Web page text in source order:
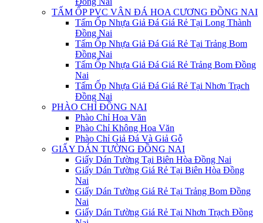
TẤM ỐP PVC VÂN ĐÁ HOA CƯƠNG ĐỒNG NAI
Tấm Ốp Nhựa Giả Đá Giá Rẻ Tại Long Thành
Đồng Nai
Tấm Ốp Nhựa Giả Đá Giá Rẻ Tại Trảng Bom
Đồng Nai
Tấm Ốp Nhựa Giả Đá Giá Rẻ Trảng Bom Đồng
Nai
Tấm Ốp Nhựa Giả Đá Giá Rẻ Tại Nhơn Trạch
Đồng Nai
PHÀO CHỈ ĐỒNG NAI
Phào Chỉ Hoa Văn
Phào Chỉ Không Hoa Văn
Phào Chỉ Giả Đá Và Giả Gỗ
GIẤY DÁN TƯỜNG ĐỒNG NAI
Giấy Dán Tường Tại Biên Hòa Đồng Nai
Giấy Dán Tường Giá Rẻ Tại Biên Hòa Đồng
Nai
Giấy Dán Tường Giá Rẻ Tại Trảng Bom Đồng
Nai
Giấy Dán Tường Giá Rẻ Tại Nhơn Trạch Đồng